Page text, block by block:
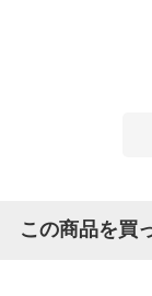
この商品を買